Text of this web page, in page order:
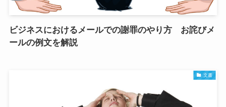
ビジネスにおけるメールでの謝罪のやり方 お詫びメ
ールの例文を解説
文書